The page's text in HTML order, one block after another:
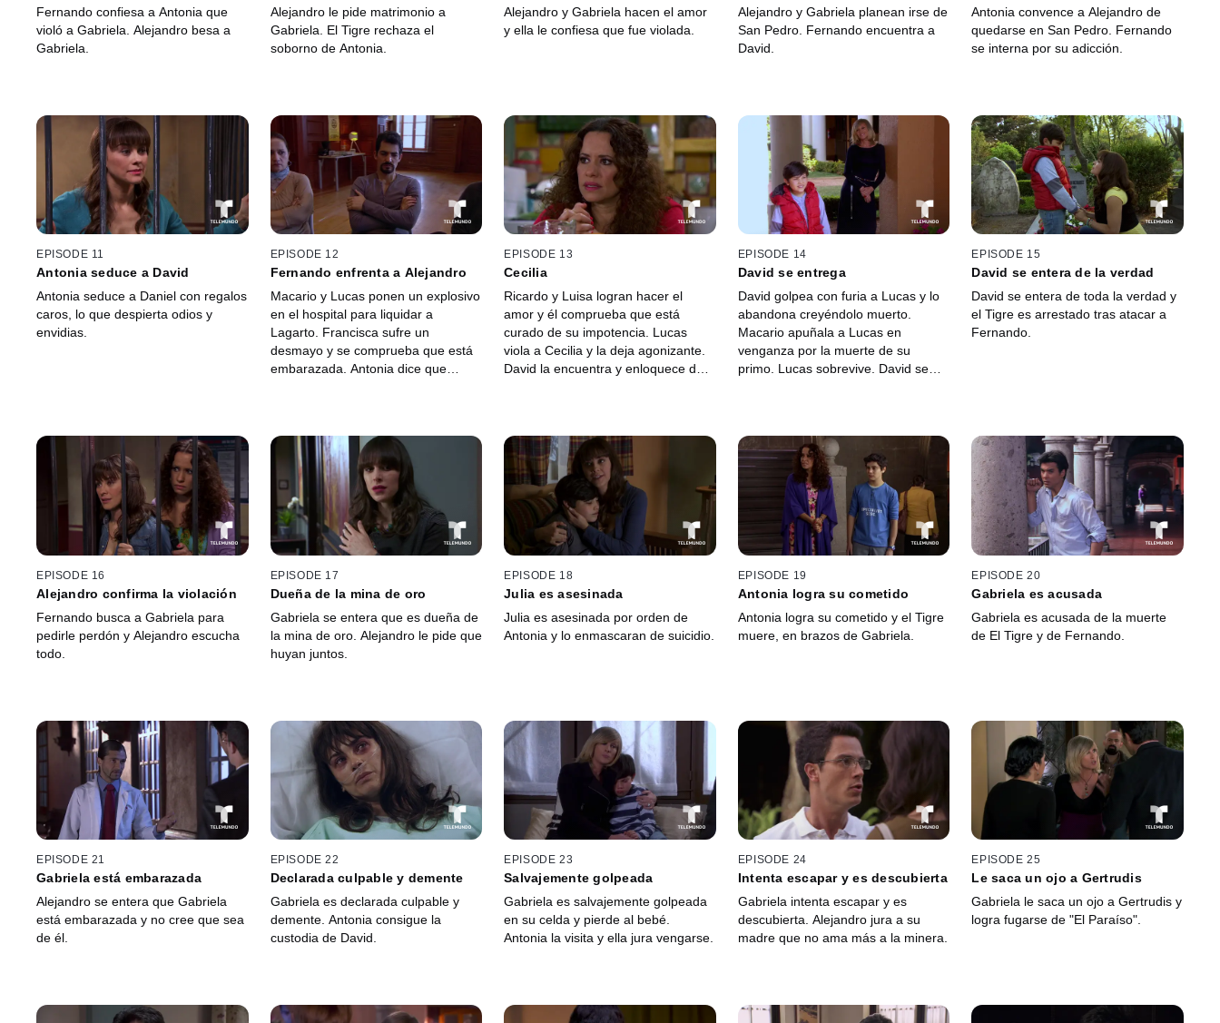
Fernando confiesa a Antonia que
violó a Gabriela. Alejandro besa a
Gabriela.
Alejandro le pide matrimonio a
Gabriela. El Tigre rechaza el
soborno de Antonia.
Alejandro y Gabriela hacen el amor
y ella le confiesa que fue violada.
Alejandro y Gabriela planean irse de
San Pedro. Fernando encuentra a
David.
Antonia convence a Alejandro de
quedarse en San Pedro. Fernando
se interna por su adicción.
EPISODE 11
Antonia seduce a David
Antonia seduce a Daniel con regalos
caros, lo que despierta odios y
envidias.
EPISODE 12
Fernando enfrenta a Alejandro
Macario y Lucas ponen un explosivo
en el hospital para liquidar a
Lagarto. Francisca sufre un
desmayo y se comprueba que está
embarazada. Antonia dice que
EPISODE 13
Cecilia
Ricardo y Luisa logran hacer el
amor y él comprueba que está
curado de su impotencia. Lucas
viola a Cecilia y la deja agonizante.
David la encuentra y enloquece de
EPISODE 14
David se entrega
David golpea con furia a Lucas y lo
abandona creyéndolo muerto.
Macario apuñala a Lucas en
venganza por la muerte de su
primo. Lucas sobrevive. David se
EPISODE 15
David se entera de la verdad
David se entera de toda la verdad y
el Tigre es arrestado tras atacar a
Fernando.
EPISODE 16
Alejandro confirma la violación
Fernando busca a Gabriela para
pedirle perdón y Alejandro escucha
todo.
EPISODE 17
Dueña de la mina de oro
Gabriela se entera que es dueña de
la mina de oro. Alejandro le pide que
huyan juntos.
EPISODE 18
Julia es asesinada
Julia es asesinada por orden de
Antonia y lo enmascaran de suicidio.
EPISODE 19
Antonia logra su cometido
Antonia logra su cometido y el Tigre
muere, en brazos de Gabriela.
EPISODE 20
Gabriela es acusada
Gabriela es acusada de la muerte
de El Tigre y de Fernando.
EPISODE 21
Gabriela está embarazada
Alejandro se entera que Gabriela
está embarazada y no cree que sea
de él.
EPISODE 22
Declarada culpable y demente
Gabriela es declarada culpable y
demente. Antonia consigue la
custodia de David.
EPISODE 23
Salvajemente golpeada
Gabriela es salvajemente golpeada
en su celda y pierde al bebé.
Antonia la visita y ella jura vengarse.
EPISODE 24
Intenta escapar y es descubierta
Gabriela intenta escapar y es
descubierta. Alejandro jura a su
madre que no ama más a la minera.
EPISODE 25
Le saca un ojo a Gertrudis
Gabriela le saca un ojo a Gertrudis y
logra fugarse de "El Paraíso".